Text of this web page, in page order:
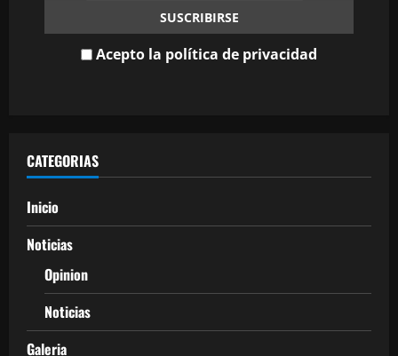
Acepto la política de privacidad
CATEGORIAS
Inicio
Noticias
Opinion
Noticias
Galeria